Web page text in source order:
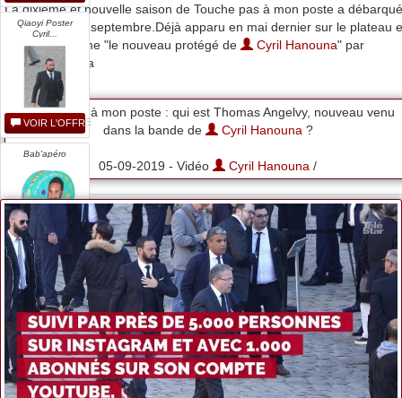
La dixième et nouvelle saison de Touche pas à mon poste a débarqué
sur C8, lundi 2 septembre.Déjà apparu en mai dernier sur le plateau
présenté comme "le nouveau protégé de
Cyril Hanouna" par
Benjamin Casta
Touche pas à mon poste : qui est Thomas Angelvy, nouveau venu
dans la bande de
Cyril Hanouna ?
05-09-2019 - Vidéo Cyril Hanouna /
Qiaoyi Poster
Cyril...
VOIR L'OFFRE
Bab'apéro
VOIR L'OFFRE
VOIR L'OFFRE